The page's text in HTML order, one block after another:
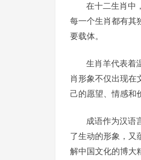
在十二生肖中
每一个生肖都有其
要载体。
生肖羊代表着
肖形象不仅出现在
己的愿望、情感和
成语作为汉语
了生动的形象，又
解中国文化的博大